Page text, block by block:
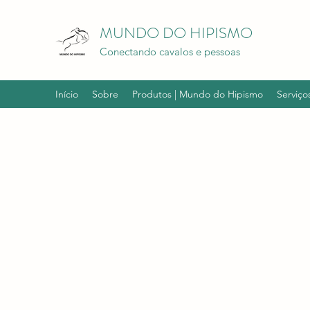
MUNDO DO HIPISMO
Conectando cavalos e pessoas
Início Sobre Produtos | Mundo do Hipismo